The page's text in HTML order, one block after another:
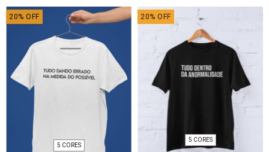
20% OFF
5 CORES
20% OFF
5 CORES